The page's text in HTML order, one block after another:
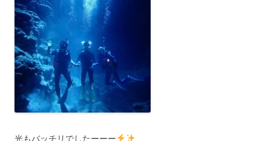
光もバッチリでしたーーー